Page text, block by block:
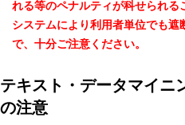
れる等のペナルティが科せられる
システムにより利用者単位でも遮
で、十分ご注意ください。
テキスト・データマイニ
の注意